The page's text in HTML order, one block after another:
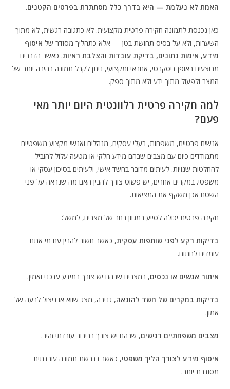
האמת לא נעלמת — היא בדרך כלל מסתתרת בפרטים הקטנים.
כאן נכנסת לתמונה חקירה פרטית מקצועית. לא כתגובה רגשית, לא מתוך
השערות, ולא על בסיס תחושת בטן — אלא כתהליך מסודר של איסוף
מידע, אימות נתונים, בדיקת עובדות והצלבת ראיות. כאשר הדברים
מבוצעים באופן דיסקרטי, אחראי ומקצועי, ניתן לקבל תמונה בהירה יותר של
המצב ולפעול מתוך ידע ולא מתוך ספק.
למה חקירה פרטית רלוונטית היום יותר מאי
פעם?
אנשים פרטיים, משפחות, בעלי עסקים, מנהלים ואנשי מקצוע משפטיים
מתמודדים כיום עם מצבים שבהם מידע חלקי או מטעה עלול להוביל
להחלטות שגויות. לעיתים מדובר בחשד אישי, ולעיתים בסיכון עסקי או
משפטי. במקרים אחרים, יש פשוט צורך להבין האם מה שנראה על פני
השטח אכן משקף את המציאות.
חקירה פרטית יכולה לסייע במגוון רחב של מצבים, למשל:
בדיקות רקע לפני שותפות עסקית, כאשר חשוב להבין עם מי אתם
עומדים לחתום.
איתור אנשים או נכסים, במצבים שבהם יש צורך במידע עדכני ואמין.
בדיקות במקרים של חשד להונאה, גניבה, מצג שווא או ניצול לרעה של
אמון.
מצבים משפחתיים רגישים, שבהם יש צורך בבירור עובדתי זהיר.
איסוף מידע לצורך הליך משפטי, כאשר נדרשת תמונה עובדתית
מסודרת יותר.